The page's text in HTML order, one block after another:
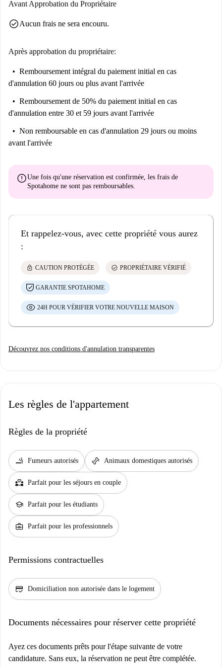
Sánchez sont tout proches, facilitant ainsi l'accès aux établissements
nouveau chez-vous !
Avant Approbation du Propriétaire
check_circleAucun frais ne sera encouru.
Après approbation du propriétaire:
Remboursement intégral du paiement initial en cas
d'annulation 60 jours ou plus avant l'arrivée
Remboursement de 50% du paiement initial en cas
d'annulation entre 30 et 59 jours avant l'arrivée
Non remboursable en cas d'annulation 29 jours ou moins
avant l'arrivée
errorUne fois qu'une réservation est confirmée, les frais de
Spotahome ne sont pas remboursables.
Et rappelez-vous, avec cette propriété vous aurez
:
lock CAUTION PROTÉGÉE check_circle PROPRIÉTAIRE VÉRIFIÉ
GARANTIE SPOTAHOME
24H POUR VÉRIFIER VOTRE NOUVELLE MAISON
Découvrez nos conditions d'annulation transparentes
Les règles de l'appartement
Règles de la propriété
smoking_rooms Fumeurs autorisés pet_supplies Animaux domestiques autorisés
partner_heart Parfait pour les séjours en couple
school Parfait pour les étudiants
business_center Parfait pour les professionnels
Permissions contractuelles
credit_score Domiciliation non autorisée dans le logement
Documents nécessaires pour réserver cette propriété
Ayez ces documents prêts pour l'étape suivante de votre
candidature. Sans eux, la réservation ne peut être complétée.